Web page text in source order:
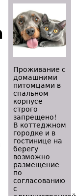
Проживание с
домашними
питомцами в
спальном
корпусе
строго
запрещено!
В коттеджном
городке и в
гостинице на
берегу
возможно
размещение
по
согласованию
с